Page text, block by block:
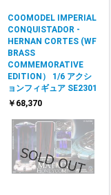
COOMODEL IMPERIAL
CONQUISTADOR -
HERNAN CORTES (WF
BRASS
COMMEMORATIVE
EDITION） 1/6 アクシ
ョンフィギュア SE2301
￥68,370